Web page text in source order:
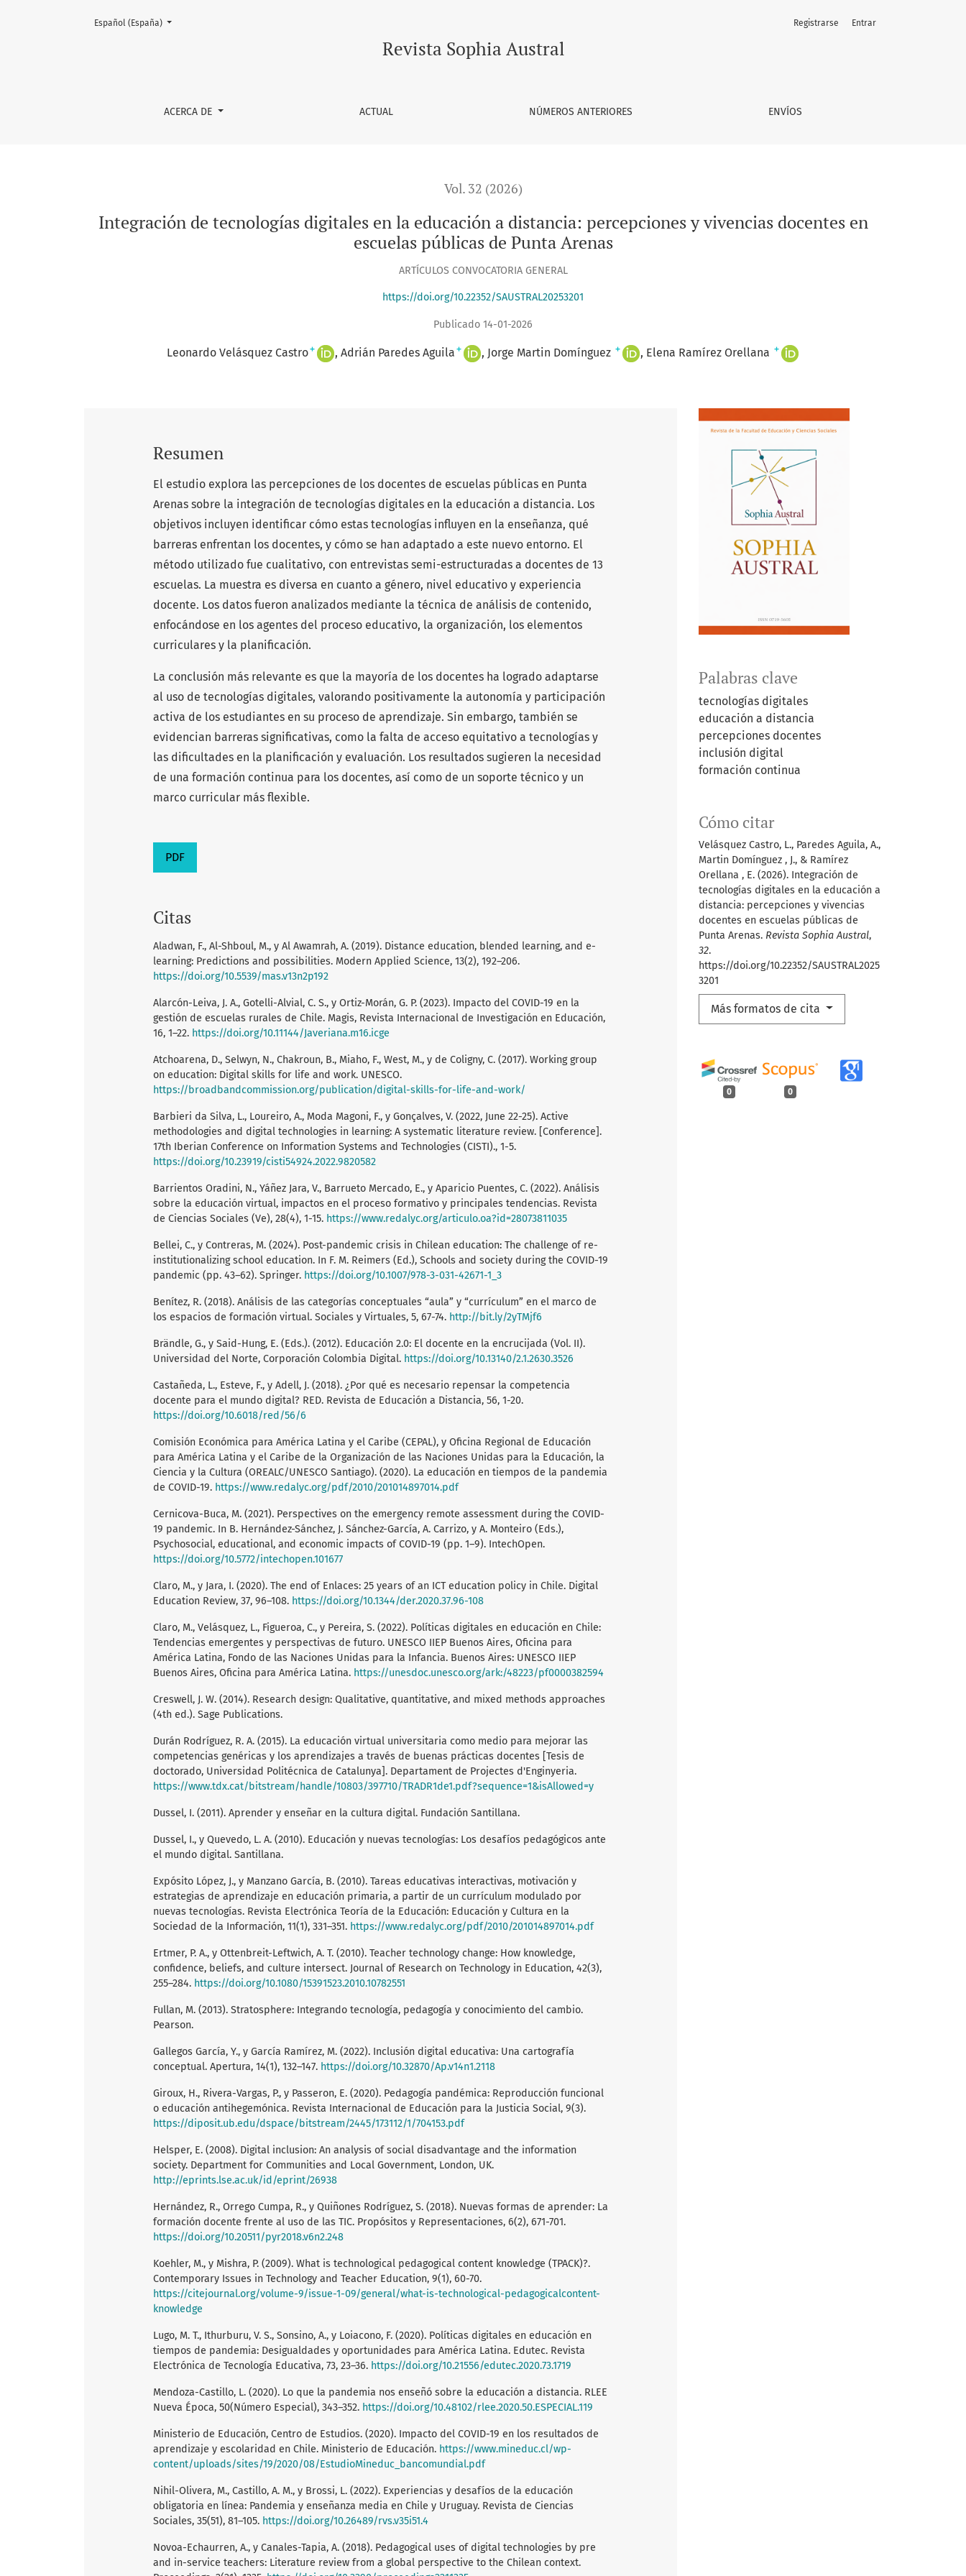
Integración de tecnologías digitales en la educación a distancia: percepciones y vivencias docentes en escuelas públicas de Punta Arenas
Revista Sophia Austral
ACERCA DE ACTUAL NÚMEROS ANTERIORES ENVÍOS
Registrarse Entrar
Cambiar el idioma. El actual es:
Español (España)
Vol. 32 (2026)
Integración de tecnologías digitales en la educación a distancia: percepciones y vivencias docentes en
escuelas públicas de Punta Arenas
ARTÍCULOS CONVOCATORIA GENERAL
https://doi.org/10.22352/SAUSTRAL20253201
Publicado 14-01-2026
Leonardo Velásquez Castro+ Adrián Paredes Aguila + Jorge Martin Domínguez + Elena Ramírez Orellana +
Palabras clave
tecnologías digitales
educación a distancia
percepciones docentes
inclusión digital
formación continua
Cómo citar
Velásquez Castro, L., Paredes Aguila, A.,
Martin Domínguez , J., & Ramírez
Orellana , E. (2026). Integración de
tecnologías digitales en la educación a
distancia: percepciones y vivencias
docentes en escuelas públicas de
Punta Arenas. Revista Sophia Austral,
32.
https://doi.org/10.22352/SAUSTRAL2025
3201
Más formatos de cita
0 0
Resumen
El estudio explora las percepciones de los docentes de escuelas públicas en Punta
Arenas sobre la integración de tecnologías digitales en la educación a distancia. Los
objetivos incluyen identificar cómo estas tecnologías influyen en la enseñanza, qué
barreras enfrentan los docentes, y cómo se han adaptado a este nuevo entorno. El
método utilizado fue cualitativo, con entrevistas semi-estructuradas a docentes de 13
escuelas. La muestra es diversa en cuanto a género, nivel educativo y experiencia
docente. Los datos fueron analizados mediante la técnica de análisis de contenido,
enfocándose en los agentes del proceso educativo, la organización, los elementos
curriculares y la planificación.
La conclusión más relevante es que la mayoría de los docentes ha logrado adaptarse
al uso de tecnologías digitales, valorando positivamente la autonomía y participación
activa de los estudiantes en su proceso de aprendizaje. Sin embargo, también se
evidencian barreras significativas, como la falta de acceso equitativo a tecnologías y
las dificultades en la planificación y evaluación. Los resultados sugieren la necesidad
de una formación continua para los docentes, así como de un soporte técnico y un
marco curricular más flexible.
PDF
Citas
Aladwan, F., Al-Shboul, M., y Al Awamrah, A. (2019). Distance education, blended learning, and e-
learning: Predictions and possibilities. Modern Applied Science, 13(2), 192–206.
https://doi.org/10.5539/mas.v13n2p192
Alarcón-Leiva, J. A., Gotelli-Alvial, C. S., y Ortiz-Morán, G. P. (2023). Impacto del COVID-19 en la
gestión de escuelas rurales de Chile. Magis, Revista Internacional de Investigación en Educación,
16, 1–22. https://doi.org/10.11144/Javeriana.m16.icge
Atchoarena, D., Selwyn, N., Chakroun, B., Miaho, F., West, M., y de Coligny, C. (2017). Working group
on education: Digital skills for life and work. UNESCO.
https://broadbandcommission.org/publication/digital-skills-for-life-and-work/
Barbieri da Silva, L., Loureiro, A., Moda Magoni, F., y Gonçalves, V. (2022, June 22-25). Active
methodologies and digital technologies in learning: A systematic literature review. [Conference].
17th Iberian Conference on Information Systems and Technologies (CISTI)., 1-5.
https://doi.org/10.23919/cisti54924.2022.9820582
Barrientos Oradini, N., Yáñez Jara, V., Barrueto Mercado, E., y Aparicio Puentes, C. (2022). Análisis
sobre la educación virtual, impactos en el proceso formativo y principales tendencias. Revista
de Ciencias Sociales (Ve), 28(4), 1-15. https://www.redalyc.org/articulo.oa?id=28073811035
Bellei, C., y Contreras, M. (2024). Post-pandemic crisis in Chilean education: The challenge of re-
institutionalizing school education. In F. M. Reimers (Ed.), Schools and society during the COVID-19
pandemic (pp. 43–62). Springer. https://doi.org/10.1007/978-3-031-42671-1_3
Benítez, R. (2018). Análisis de las categorías conceptuales “aula” y “currículum” en el marco de
los espacios de formación virtual. Sociales y Virtuales, 5, 67-74. http://bit.ly/2yTMjf6
Brändle, G., y Said-Hung, E. (Eds.). (2012). Educación 2.0: El docente en la encrucijada (Vol. II).
Universidad del Norte, Corporación Colombia Digital. https://doi.org/10.13140/2.1.2630.3526
Castañeda, L., Esteve, F., y Adell, J. (2018). ¿Por qué es necesario repensar la competencia
docente para el mundo digital? RED. Revista de Educación a Distancia, 56, 1-20.
https://doi.org/10.6018/red/56/6
Comisión Económica para América Latina y el Caribe (CEPAL), y Oficina Regional de Educación
para América Latina y el Caribe de la Organización de las Naciones Unidas para la Educación, la
Ciencia y la Cultura (OREALC/UNESCO Santiago). (2020). La educación en tiempos de la pandemia
de COVID-19. https://www.redalyc.org/pdf/2010/201014897014.pdf
Cernicova-Buca, M. (2021). Perspectives on the emergency remote assessment during the COVID-
19 pandemic. In B. Hernández-Sánchez, J. Sánchez-García, A. Carrizo, y A. Monteiro (Eds.),
Psychosocial, educational, and economic impacts of COVID-19 (pp. 1–9). IntechOpen.
https://doi.org/10.5772/intechopen.101677
Claro, M., y Jara, I. (2020). The end of Enlaces: 25 years of an ICT education policy in Chile. Digital
Education Review, 37, 96–108. https://doi.org/10.1344/der.2020.37.96-108
Claro, M., Velásquez, L., Figueroa, C., y Pereira, S. (2022). Políticas digitales en educación en Chile:
Tendencias emergentes y perspectivas de futuro. UNESCO IIEP Buenos Aires, Oficina para
América Latina, Fondo de las Naciones Unidas para la Infancia. Buenos Aires: UNESCO IIEP
Buenos Aires, Oficina para América Latina. https://unesdoc.unesco.org/ark:/48223/pf0000382594
Creswell, J. W. (2014). Research design: Qualitative, quantitative, and mixed methods approaches
(4th ed.). Sage Publications.
Durán Rodríguez, R. A. (2015). La educación virtual universitaria como medio para mejorar las
competencias genéricas y los aprendizajes a través de buenas prácticas docentes [Tesis de
doctorado, Universidad Politécnica de Catalunya]. Departament de Projectes d'Enginyeria.
https://www.tdx.cat/bitstream/handle/10803/397710/TRADR1de1.pdf?sequence=1&isAllowed=y
Dussel, I. (2011). Aprender y enseñar en la cultura digital. Fundación Santillana.
Dussel, I., y Quevedo, L. A. (2010). Educación y nuevas tecnologías: Los desafíos pedagógicos ante
el mundo digital. Santillana.
Expósito López, J., y Manzano García, B. (2010). Tareas educativas interactivas, motivación y
estrategias de aprendizaje en educación primaria, a partir de un currículum modulado por
nuevas tecnologías. Revista Electrónica Teoría de la Educación: Educación y Cultura en la
Sociedad de la Información, 11(1), 331–351. https://www.redalyc.org/pdf/2010/201014897014.pdf
Ertmer, P. A., y Ottenbreit-Leftwich, A. T. (2010). Teacher technology change: How knowledge,
confidence, beliefs, and culture intersect. Journal of Research on Technology in Education, 42(3),
255–284. https://doi.org/10.1080/15391523.2010.10782551
Fullan, M. (2013). Stratosphere: Integrando tecnología, pedagogía y conocimiento del cambio.
Pearson.
Gallegos García, Y., y García Ramírez, M. (2022). Inclusión digital educativa: Una cartografía
conceptual. Apertura, 14(1), 132–147. https://doi.org/10.32870/Ap.v14n1.2118
Giroux, H., Rivera-Vargas, P., y Passeron, E. (2020). Pedagogía pandémica: Reproducción funcional
o educación antihegemónica. Revista Internacional de Educación para la Justicia Social, 9(3).
https://diposit.ub.edu/dspace/bitstream/2445/173112/1/704153.pdf
Helsper, E. (2008). Digital inclusion: An analysis of social disadvantage and the information
society. Department for Communities and Local Government, London, UK.
http://eprints.lse.ac.uk/id/eprint/26938
Hernández, R., Orrego Cumpa, R., y Quiñones Rodríguez, S. (2018). Nuevas formas de aprender: La
formación docente frente al uso de las TIC. Propósitos y Representaciones, 6(2), 671-701.
https://doi.org/10.20511/pyr2018.v6n2.248
Koehler, M., y Mishra, P. (2009). What is technological pedagogical content knowledge (TPACK)?.
Contemporary Issues in Technology and Teacher Education, 9(1), 60-70.
https://citejournal.org/volume-9/issue-1-09/general/what-is-technological-pedagogicalcontent-
knowledge
Lugo, M. T., Ithurburu, V. S., Sonsino, A., y Loiacono, F. (2020). Políticas digitales en educación en
tiempos de pandemia: Desigualdades y oportunidades para América Latina. Edutec. Revista
Electrónica de Tecnología Educativa, 73, 23–36. https://doi.org/10.21556/edutec.2020.73.1719
Mendoza-Castillo, L. (2020). Lo que la pandemia nos enseñó sobre la educación a distancia. RLEE
Nueva Época, 50(Número Especial), 343–352. https://doi.org/10.48102/rlee.2020.50.ESPECIAL.119
Ministerio de Educación, Centro de Estudios. (2020). Impacto del COVID-19 en los resultados de
aprendizaje y escolaridad en Chile. Ministerio de Educación. https://www.mineduc.cl/wp-
content/uploads/sites/19/2020/08/EstudioMineduc_bancomundial.pdf
Nihil-Olivera, M., Castillo, A. M., y Brossi, L. (2022). Experiencias y desafíos de la educación
obligatoria en línea: Pandemia y enseñanza media en Chile y Uruguay. Revista de Ciencias
Sociales, 35(51), 81–105. https://doi.org/10.26489/rvs.v35i51.4
Novoa-Echaurren, A., y Canales-Tapia, A. (2018). Pedagogical uses of digital technologies by pre
and in-service teachers: Literature review from a global perspective to the Chilean context.